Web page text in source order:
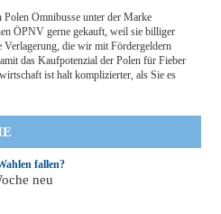
Omnibusse unter der Marke
ÖPNV gerne gekauft, weil sie billiger
die wir mit Fördergeldern
das Kaufpotenzial der Polen für Fieber
ist halt komplizierter, als Sie es
fallen?
neu